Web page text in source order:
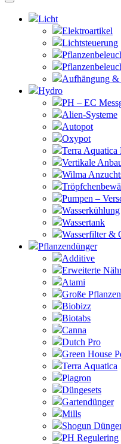
Licht
Elektroartikel
Lichtsteuerung
Aufhängung &
Hydro
PH – EC
Alien-Systeme
Autopot
Oxypot
Terra Aquatica
Vertikale
Wilma
Pumpen –
Wasserkühlung
Wassertank
Wasserfilter &
Pflanzendünger
Additive
Erweiterte
Atami
Große
Biobizz
Biotabs
Canna
Dutch Pro
Green House
Terra Aquatica
Plagron
Düngesets
Gartendünger
Mills
Shogun
PH Regulering